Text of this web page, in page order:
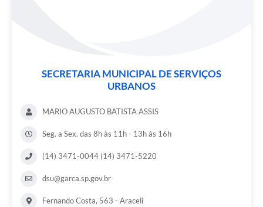
SECRETARIA MUNICIPAL DE SERVIÇOS
URBANOS
MARIO AUGUSTO BATISTA ASSIS
Seg. a Sex. das 8h às 11h - 13h às 16h
(14) 3471-0044 (14) 3471-5220
dsu@garca.sp.gov.br
Fernando Costa, 563 - Araceli